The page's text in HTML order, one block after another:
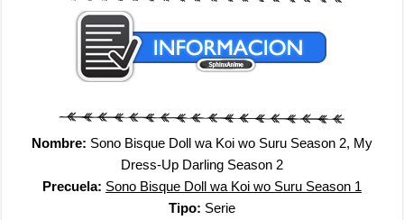
Nombre: Sono Bisque Doll wa Koi wo Suru Season 2, My
Dress-Up Darling Season 2
Precuela: Sono Bisque Doll wa Koi wo Suru Season 1
Tipo: Serie